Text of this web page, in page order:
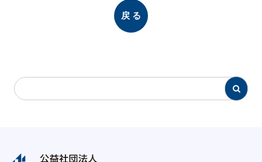
戻る